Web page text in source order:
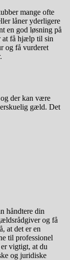
mange ofte
låner yderligere
en god løsning på
at få hjælp til sin
og få vurderet
der kan være
gæld. Det
håndtere din
og få
at det er en
til professionel
vigtigt, at du
og juridiske